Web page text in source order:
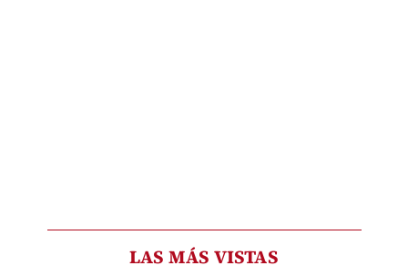
LAS MÁS VISTAS